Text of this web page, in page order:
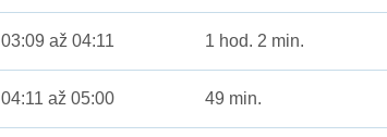
03:09 až 04:11 1 hod. 2 min.
04:11 až 05:00 49 min.